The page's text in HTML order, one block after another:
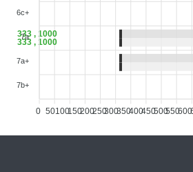
333 , 1000
333 , 1000
6c+
7a
7a+
7b+
600
550
500
450
400
350
300
250
200
150
100
50
0